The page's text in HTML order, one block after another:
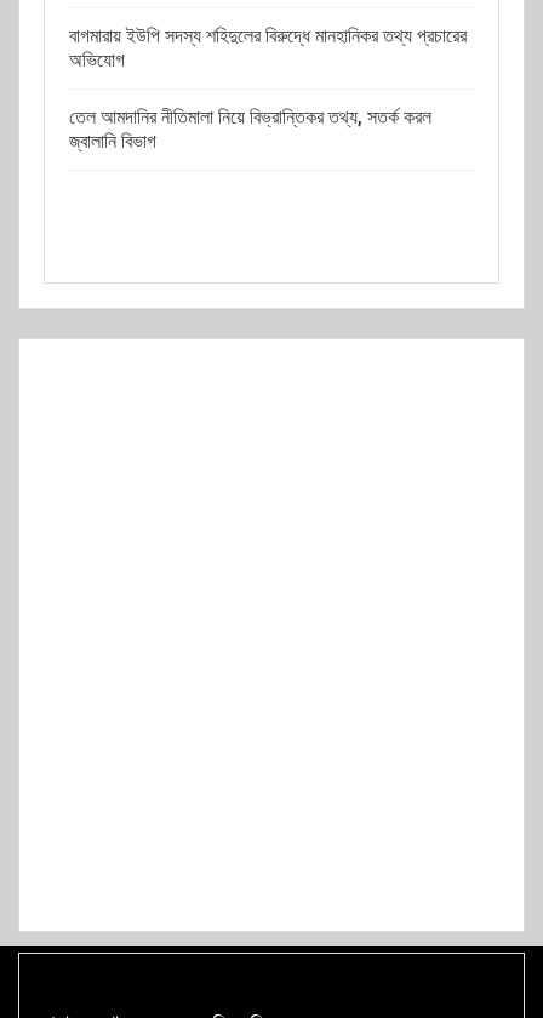
বাগমারায় ইউপি সদস্য শহিদুলের বিরুদ্ধে মানহানিকর তথ্য প্রচারের
অভিযোগ
তেল আমদানির নীতিমালা নিয়ে বিভ্রান্তিকর তথ্য, সতর্ক করল
জ্বালানি বিভাগ